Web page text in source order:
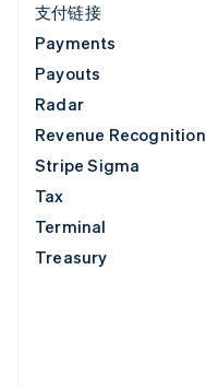
支付链接
Payments
Payouts
Radar
Revenue Recognition
Stripe Sigma
Tax
Terminal
Treasury